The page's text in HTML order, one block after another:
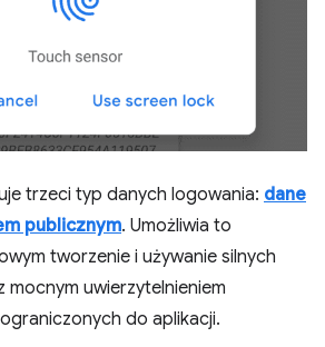
trzeci typ danych logowania: dane
publicznym. Umożliwia to
tworzenie i używanie silnych
mocnym uwierzytelnieniem
do aplikacji.